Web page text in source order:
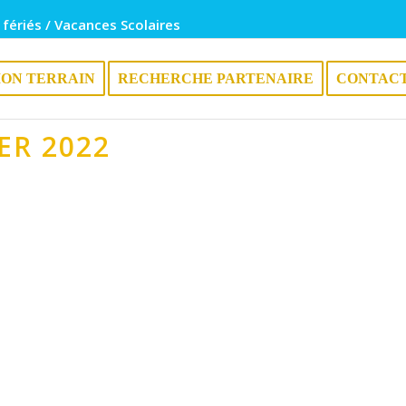
/ Vacances Scolaires
TERRAIN RECHERCHE PARTENAIRE
2022